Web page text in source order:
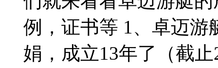
例，证书等 1、卓迈游
娟，成立13年了（截